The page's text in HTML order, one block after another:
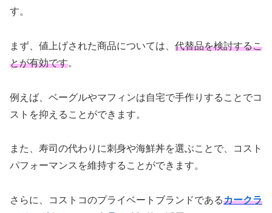
す。
まず、値上げされた商品については、 代替品を検討するこ
とが有効です。
例えば、ベーグルやマフィンは自宅で手作りすることでコ
ストを抑えることができます。
また、寿司の代わりに刺身や海鮮丼を選ぶことで、コスト
パフォーマンスを維持することができます。
さらに、コストコのプライベートブランドであるカークラ